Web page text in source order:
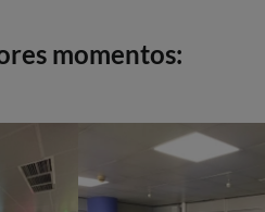
momentos: